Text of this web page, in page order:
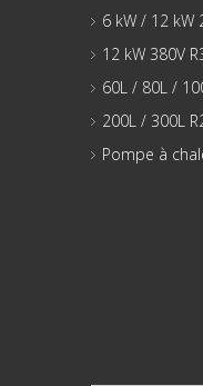
6 kW / 12 kW
12 kW 380V
60L / 80L /
200L / 300L
Pompe à